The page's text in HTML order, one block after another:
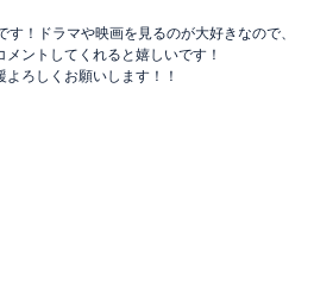
！ドラマや映画を見るのが大好きなので、
ントしてくれると嬉しいです！
ろしくお願いします！！